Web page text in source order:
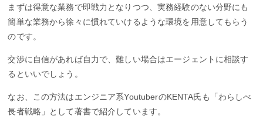
まずは得意な業務で即戦力となりつつ、実務経験のない分野にも
簡単な業務から徐々に慣れていけるような環境を用意してもらう
のです。
交渉に自信があれば自力で、難しい場合はエージェントに相談す
るといいでしょう。
なお、この方法はエンジニア系YoutuberのKENTA氏も「わらしべ
長者戦略」として著書で紹介しています。